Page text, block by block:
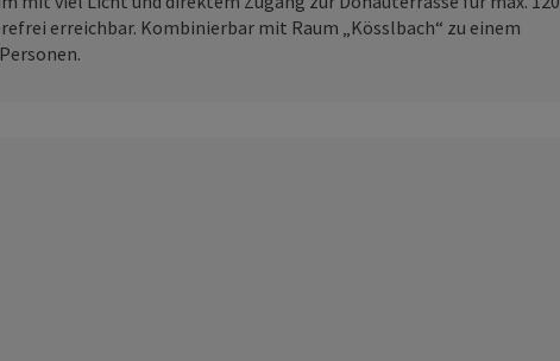
erreichbar. Kombinierbar mit Raum „Kösslbach“ zu einem